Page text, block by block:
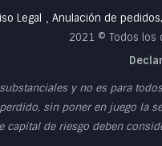
Legal • Anulación de
2021 © Todos los
y no es para
sin poner en juego la
de riesgo deben